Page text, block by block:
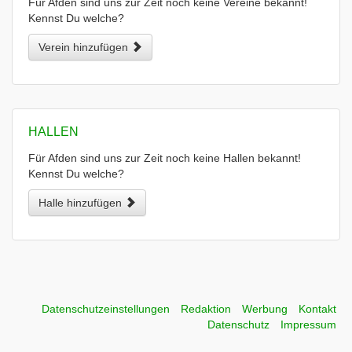
Kennst Du welche?
Verein hinzufügen
HALLEN
Für Afden sind uns zur Zeit noch keine Hallen bekannt!
Kennst Du welche?
Halle hinzufügen
Datenschutzeinstellungen Redaktion Werbung
Kontakt
Datenschutz
Impressum